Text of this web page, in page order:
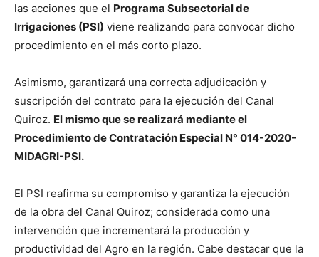
las acciones que el Programa Subsectorial de
Irrigaciones (PSI) viene realizando para convocar dicho
procedimiento en el más corto plazo.
Asimismo, garantizará una correcta adjudicación y
suscripción del contrato para la ejecución del Canal
Quiroz. El mismo que se realizará mediante el
Procedimiento de Contratación Especial N° 014-2020-
MIDAGRI-PSI.
El PSI reafirma su compromiso y garantiza la ejecución
de la obra del Canal Quiroz; considerada como una
intervención que incrementará la producción y
productividad del Agro en la región. Cabe destacar que la